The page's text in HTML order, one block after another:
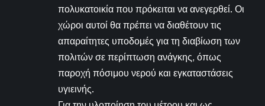
πολυκατοικία που πρόκειται να ανεγερθεί. Οι
χώροι αυτοί θα πρέπει να διαθέτουν τις
απαραίτητες υποδομές για τη διαβίωση των
πολιτών σε περίπτωση ανάγκης, όπως
παροχή πόσιμου νερού και εγκαταστάσεις
υγιεινής.